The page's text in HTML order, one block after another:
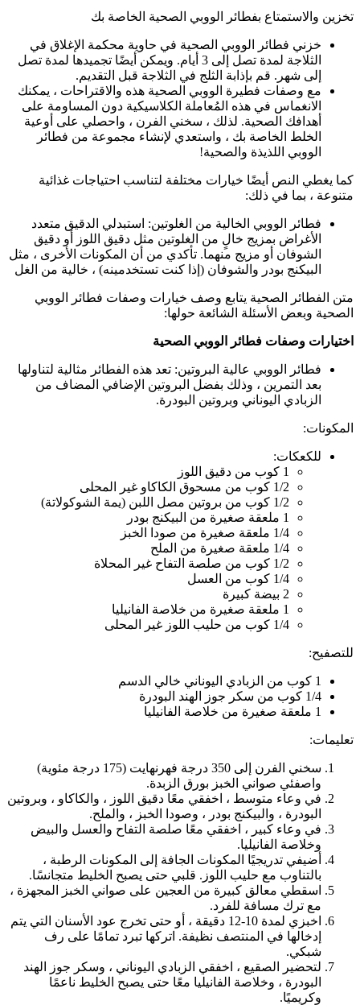
تخزين والاستمتاع بفطائر الووبي الصحية الخاصة بك
خزني فطائر الووبي الصحية في حاوية محكمة الإغلاق في
الثلاجة لمدة تصل إلى 3 أيام. ويمكن أيضًا تجميدها لمدة تصل
إلى شهر. قم بإذابة الثلج في الثلاجة قبل التقديم.
مع وصفات فطيرة الووبي الصحية هذه والاقتراحات ، يمكنك
الانغماس في هذه المُعاملة الكلاسيكية دون المساومة على
أهدافك الصحية. لذلك ، سخني الفرن ، واحصلي على أوعية
الخلط الخاصة بك ، واستعدي لإنشاء مجموعة من فطائر
الووبي اللذيذة والصحية!
كما يغطي النص أيضًا خيارات مختلفة لتناسب احتياجات غذائية
متنوعة ، بما في ذلك:
فطائر الووبي الخالية من الغلوتين: استبدلي الدقيق متعدد
الأغراض بمزيج خالٍ من الغلوتين مثل دقيق اللوز أو دقيق
الشوفان أو مزيج منهما. تأكدي من أن المكونات الأخرى ، مثل
البيكنج بودر والشوفان (إذا كنت تستخدمينه) ، خالية من الغل
متن الفطائر الصحية يتابع وصف خيارات وصفات فطائر الووبي
الصحية وبعض الأسئلة الشائعة حولها:
اختيارات وصفات فطائر الووبي الصحية
فطائر الووبي عالية البروتين: تعد هذه الفطائر مثالية لتناولها
بعد التمرين ، وذلك بفضل البروتين الإضافي المضاف من
الزبادي اليوناني وبروتين البودرة.
المكونات:
للكعكات:
1 كوب من دقيق اللوز
1/2 كوب من مسحوق الكاكاو غير المحلى
1/2 كوب من بروتين مصل اللبن (يمة الشوكولاتة)
1 ملعقة صغيرة من البيكنج بودر
1/4 ملعقة صغيرة من صودا الخبز
1/4 ملعقة صغيرة من الملح
1/2 كوب من صلصة التفاح غير المحلاة
1/4 كوب من العسل
2 بيضة كبيرة
1 ملعقة صغيرة من خلاصة الفانيليا
1/4 كوب من حليب اللوز غير المحلى
للتصفيح:
1 كوب من الزبادي اليوناني خالي الدسم
1/4 كوب من سكر جوز الهند البودرة
1 ملعقة صغيرة من خلاصة الفانيليا
تعليمات:
سخني الفرن إلى 350 درجة فهرنهایت (175 درجة مئوية)
واصفئي صواني الخبز بورق الزبدة.
في وعاء متوسط ، اخفقي معًا دقيق اللوز ، والكاكاو ، وبروتين
البودرة ، والبيكنج بودر ، وصودا الخبز ، والملح.
في وعاء كبير ، اخفقي معًا صلصة التفاح والعسل والبيض
وخلاصة الفانيليا.
أضيفي تدريجيًا المكونات الجافة إلى المكونات الرطبة ،
بالتناوب مع حليب اللوز. قلبي حتى يصبح الخليط متجانسًا.
اسقطي معالق كبيرة من العجين على صواني الخبز المجهزة ،
مع ترك مسافة للفرد.
اخبزي لمدة 10-12 دقيقة ، أو حتى تخرج عود الأسنان التي يتم
إدخالها في المنتصف نظيفة. اتركها تبرد تمامًا على رف
شبكي.
لتحضير الصقيع ، اخفقي الزبادي اليوناني ، وسكر جوز الهند
البودرة ، وخلاصة الفانيليا معًا حتى يصبح الخليط ناعمًا
وكريميًا.